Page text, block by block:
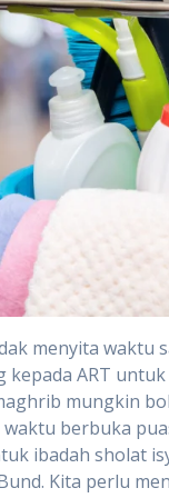
menyita waktu
ART
mungkin
berbuka
ibadah sholat
Kita perlu